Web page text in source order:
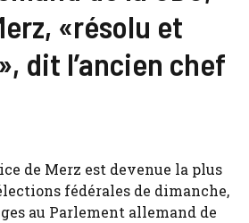
«résolu et
dit l’ancien chef
de Merz est devenue la plus
fédérales de dimanche,
au Parlement allemand de